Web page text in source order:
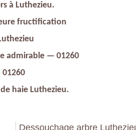
à Luthezieu.
fructification
admirable — 01260
haie Luthezieu.
Dessouchage arbre